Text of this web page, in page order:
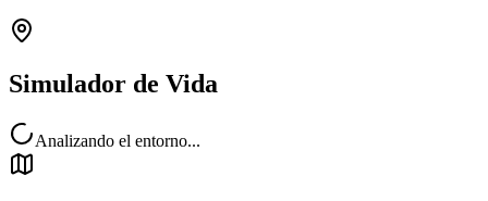
Simulador de Vida
Analizando el entorno...